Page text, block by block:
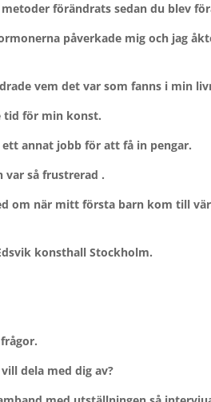
förändrats sedan du blev
påverkade mig och jag
vem det var som fanns i min
tid för min konst.
annat jobb för att få in pengar.
så frustrerad .
om när mitt första barn kom till
konsthall Stockholm.
dela med dig av?